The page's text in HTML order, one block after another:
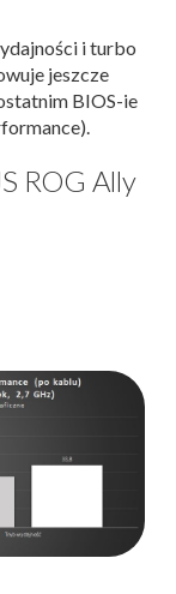
i turbo
jeszcze
BIOS-ie
ROG Ally